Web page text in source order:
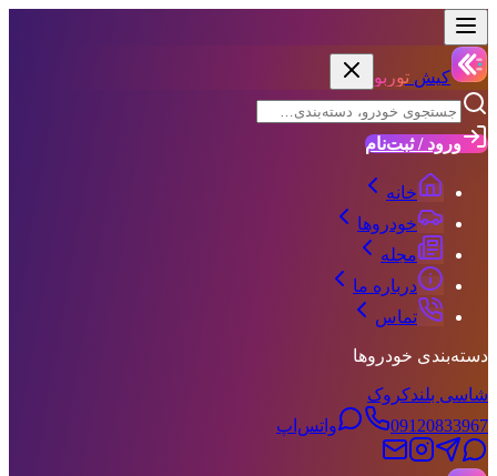
کیش توربو
ورود / ثبت‌نام
خانه
خودروها
مجله
درباره ما
تماس
دسته‌بندی خودروها
شاسی بلندکروک
09120833967
واتس‌اپ